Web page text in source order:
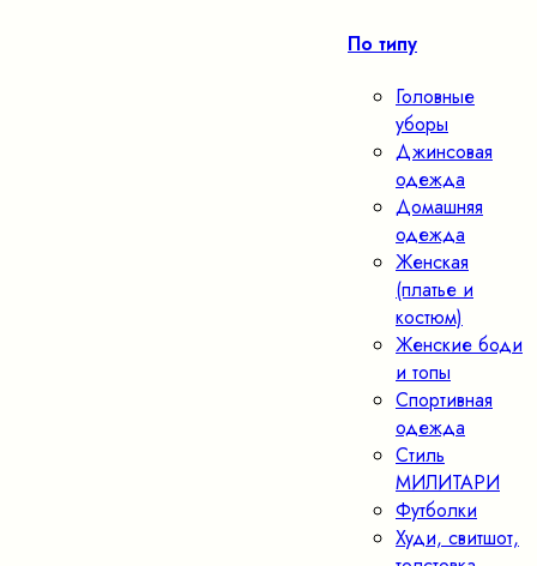
По типу
Головные
уборы
Джинсовая
одежда
Домашняя
одежда
Женская
(платье и
костюм)
Женские боди
и топы
Спортивная
одежда
Стиль
МИЛИТАРИ
Футболки
Худи, свитшот,